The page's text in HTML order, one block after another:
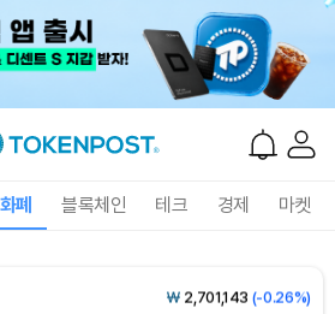
폐 블록체인 테크 경제 마켓
₩ 2,701,143 (-0.26%)